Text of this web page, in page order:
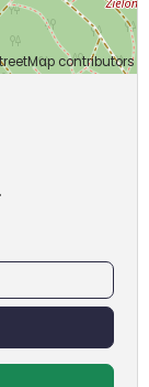
contributors